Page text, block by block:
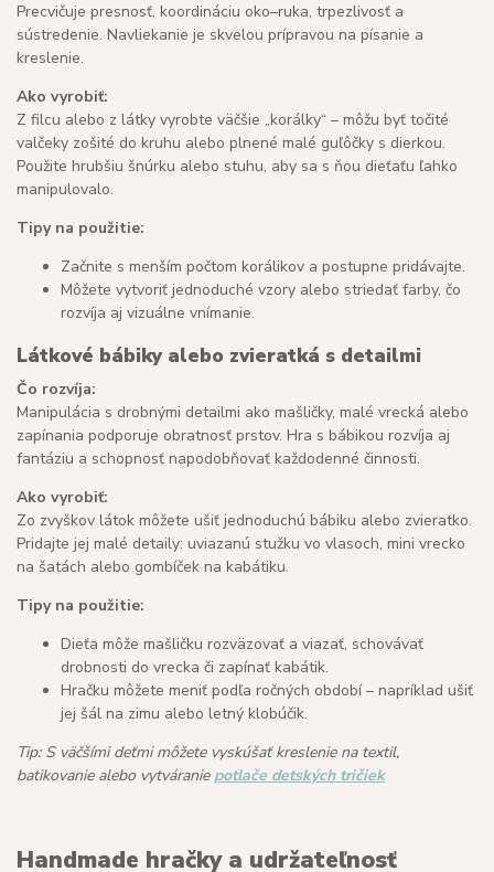
Precvičuje presnosť, koordináciu oko–ruka, trpezlivosť a
sústredenie. Navliekanie je skvelou prípravou na písanie a
kreslenie.
Ako vyrobiť:
Z filcu alebo z látky vyrobte väčšie „korálky“ – môžu byť točité
valčeky zošité do kruhu alebo plnené malé guľôčky s dierkou.
Použite hrubšiu šnúrku alebo stuhu, aby sa s ňou dieťaťu ľahko
manipulovalo.
Tipy na použitie:
Začnite s menším počtom korálikov a postupne pridávajte.
Môžete vytvoriť jednoduché vzory alebo striedať farby, čo
rozvíja aj vizuálne vnímanie.
Látkové bábiky alebo zvieratká s detailmi
Čo rozvíja:
Manipulácia s drobnými detailmi ako mašličky, malé vrecká alebo
zapínania podporuje obratnosť prstov. Hra s bábikou rozvíja aj
fantáziu a schopnosť napodobňovať každodenné činnosti.
Ako vyrobiť:
Zo zvyškov látok môžete ušiť jednoduchú bábiku alebo zvieratko.
Pridajte jej malé detaily: uviazanú stužku vo vlasoch, mini vrecko
na šatách alebo gombíček na kabátiku.
Tipy na použitie:
Dieťa môže mašličku rozväzovať a viazať, schovávať
drobnosti do vrecka či zapínať kabátik.
Hračku môžete meniť podľa ročných období – napríklad ušiť
jej šál na zimu alebo letný klobúčik.
Tip: S väčšími deťmi môžete vyskúšať kreslenie na textil,
batikovanie alebo vytváraniepotlače detských tričiek
Handmade hračky a udržateľnosť